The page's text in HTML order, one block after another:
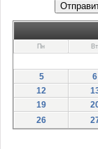
Пн Вт
5
6
12
19
26